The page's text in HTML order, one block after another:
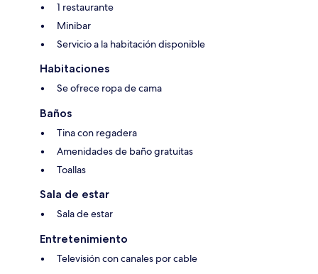
1 restaurante
Minibar
Servicio a la habitación disponible
Habitaciones
Se ofrece ropa de cama
Baños
Tina con regadera
Amenidades de baño gratuitas
Toallas
Sala de estar
Sala de estar
Entretenimiento
Televisión con canales por cable